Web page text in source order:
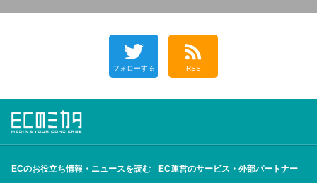
フォローする RSS
ECのお役立ち情報・ニュースを読む
EC運営のサービス・外部パートナー